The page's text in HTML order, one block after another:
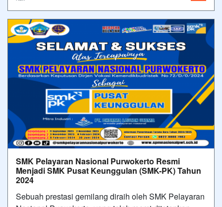
SMK Pelayaran Nasional Purwokerto Resmi
Menjadi SMK Pusat Keunggulan (SMK-PK) Tahun
2024
Sebuah prestasi gemilang diraih oleh SMK Pelayaran